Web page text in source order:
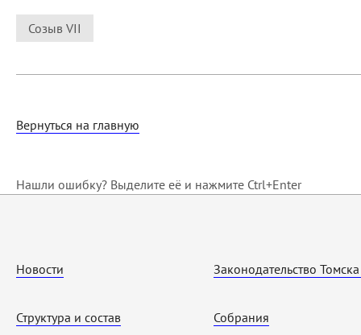
Созыв VII
Вернуться на главную
Нашли ошибку? Выделите её и нажмите Ctrl+Enter
Новости
Структура и состав
Законодательство
Собрания